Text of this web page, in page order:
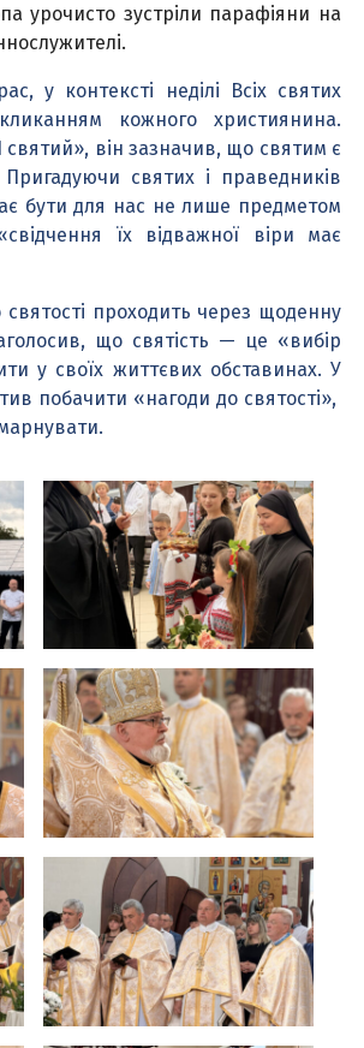
урочисто зустріли парафіяни на
у контексті неділі Всіх святих
кожного християнина.
він зазначив, що святим є
святих і праведників
бути для нас не лише предметом
їх відважної віри має
проходить через щоденну
що святість — це «вибір
у своїх життєвих обставинах. У
побачити «нагоди до святості»,